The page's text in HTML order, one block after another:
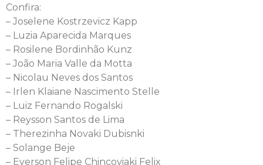
Confira:
– Joselene Kostrzevicz Kapp
– Luzia Aparecida Marques
– Rosilene Bordinhão Kunz
– João Maria Valle da Motta
– Nicolau Neves dos Santos
– Irlen Klaiane Nascimento Stelle
– Luiz Fernando Rogalski
– Reysson Santos de Lima
– Therezinha Novaki Dubisnki
– Solange Beje
– Everson Felipe Chincoviaki Felix